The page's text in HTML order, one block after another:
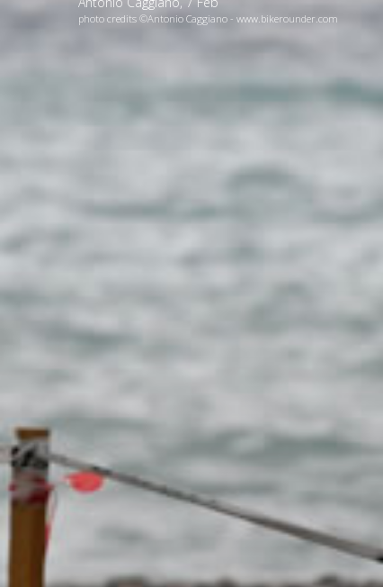
photo credits ©Antonio Caggiano - www.bikerounder.com